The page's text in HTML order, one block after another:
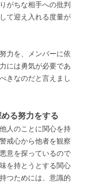
がちな相手への批判
て迎え入れる度量が
力を、メンバーに依
には勇気が必要であ
きなのだと言えまし
る努力をする
人のことに関心を持
戒心から他者を観察
意を探っているので
を持とうとする関心
つためには、意識的